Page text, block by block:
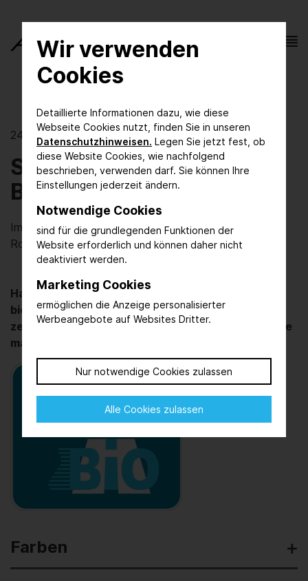
Wir verwenden
Cookies
Detaillierte Informationen dazu, wie diese
Webseite Cookies nutzt, finden Sie in unseren
Datenschutzhinweisen. Legen Sie jetzt fest, ob
diese Website Cookies, wie nachfolgend
beschrieben, verwenden darf. Sie können Ihre
Einstellungen jederzeit ändern.
Notwendige Cookies
sind für die grundlegenden Funktionen der
Website erforderlich und können daher nicht
deaktiviert werden.
Marketing Cookies
ermöglichen die Anzeige personalisierter
Werbeangebote auf Websites Dritter.
Nur notwendige Cookies zulassen
Alle Cookies zulassen
24.07.2020 | Forschung trifft Praxis
Sprungbretter zur
Bioökonomie
Immer mehr Produkte werden aus erneuerbaren
Rohstoffen hergestellt
Haben Sie jemals darüber nachgedacht, auf
biobasierte Produkte umzustellen? Ein EU-Projekt
zeigt die größten Hürden und gibt Hilfestellung, wie
man der „RoadToBio“ folgt.
Farben